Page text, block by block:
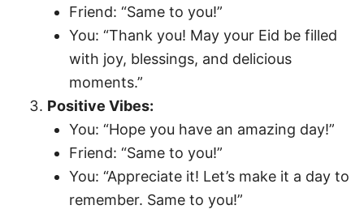
Friend: “Same to you!”
You: “Thank you! May your Eid be filled
with joy, blessings, and delicious
moments.”
Positive Vibes:
You: “Hope you have an amazing day!”
Friend: “Same to you!”
You: “Appreciate it! Let’s make it a day to
remember. Same to you!”